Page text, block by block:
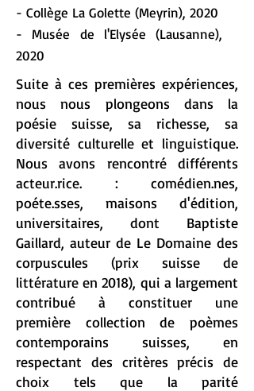
- Collège La Golette (Meyrin), 2020
- Musée de l'Elysée (Lausanne),
2020
Suite à ces premières expériences,
nous nous plongeons dans la
poésie suisse, sa richesse, sa
diversité culturelle et linguistique.
Nous avons rencontré différents
acteur.rice. : comédien.nes,
poéte.sses, maisons d'édition,
universitaires, dont Baptiste
Gaillard, auteur de Le Domaine des
corpuscules (prix suisse de
littérature en 2018), qui a largement
contribué à constituer une
première collection de poèmes
contemporains suisses, en
respectant des critères précis de
choix tels que la parité